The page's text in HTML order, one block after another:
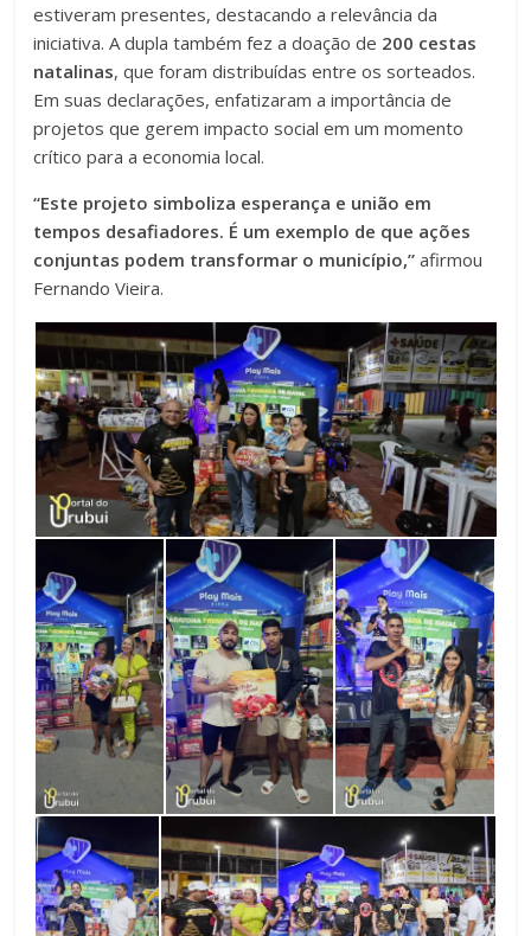
estiveram presentes, destacando a relevância da
iniciativa. A dupla também fez a doação de 200 cestas
natalinas, que foram distribuídas entre os sorteados.
Em suas declarações, enfatizaram a importância de
projetos que gerem impacto social em um momento
crítico para a economia local.
“Este projeto simboliza esperança e união em
tempos desafiadores. É um exemplo de que ações
conjuntas podem transformar o município,” afirmou
Fernando Vieira.